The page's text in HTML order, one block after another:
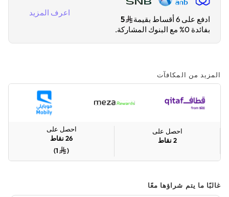
ادفع على 6 أقساط بقيمة
5
بفائدة 0% مع البنوك المشاركة.
اعرف المزيد
المزيد من المكافآت
احصل على
2 نقاط
احصل على
26 نقاط
(
1
)
غالبًا ما يتم شراؤها معًا